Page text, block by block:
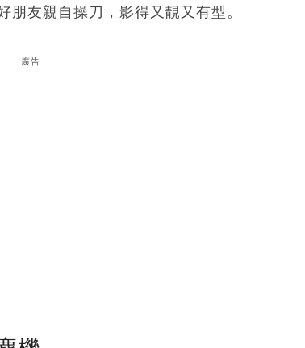
友親自操刀，影得又靚又有型。
廣告